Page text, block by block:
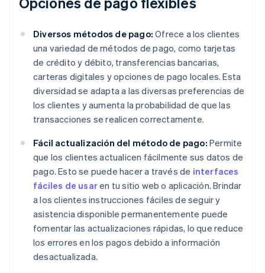
Diversos métodos de pago: Ofrece a los clientes
una variedad de métodos de pago, como tarjetas
de crédito y débito, transferencias bancarias,
carteras digitales y opciones de pago locales. Esta
diversidad se adapta a las diversas preferencias de
los clientes y aumenta la probabilidad de que las
transacciones se realicen correctamente.
Fácil actualización del método de pago: Permite
que los clientes actualicen fácilmente sus datos de
pago. Esto se puede hacer a través de interfaces
fáciles de usaren tu sitio web o aplicación. Brindar
a los clientes instrucciones fáciles de seguir y
asistencia disponible permanentemente puede
fomentar las actualizaciones rápidas, lo que reduce
los errores en los pagos debido a información
desactualizada.